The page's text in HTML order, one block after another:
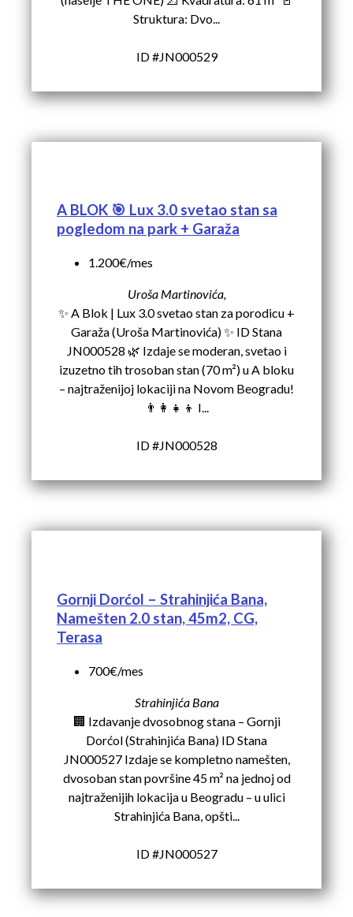
Struktura: Dvo...
ID #JN000529
A BLOK 🎯 Lux 3.0 svetao stan sa
pogledom na park + Garaža
1.200€/mes
Uroša Martinovića,
✨ A Blok | Lux 3.0 svetao stan za porodicu +
Garaža (Uroša Martinovića) ✨ ID Stana
JN000528 🌿 Izdaje se moderan, svetao i
izuzetno tih trosoban stan (70 m²) u A bloku
– najtraženijoj lokaciji na Novom Beogradu!
👨‍👩‍👧‍👦 I...
ID #JN000528
Gornji Dorćol – Strahinjića Bana,
Namešten 2.0 stan, 45m2, CG,
Terasa
700€/mes
Strahinjića Bana
🏢 Izdavanje dvosobnog stana – Gornji
Dorćol (Strahinjića Bana) ID Stana
JN000527 Izdaje se kompletno namešten,
dvosoban stan površine 45 m² na jednoj od
najtraženijih lokacija u Beogradu – u ulici
Strahinjića Bana, opšti...
ID #JN000527